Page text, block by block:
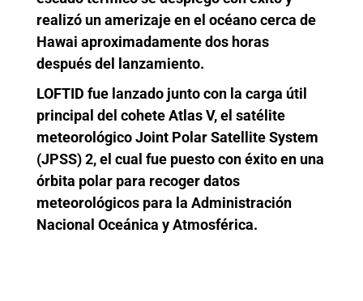
realizó un amerizaje en el océano cerca de
Hawai aproximadamente dos horas
después del lanzamiento.
LOFTID fue lanzado junto con la carga útil
principal del cohete Atlas V, el satélite
meteorológico Joint Polar Satellite System
(JPSS) 2, el cual fue puesto con éxito en una
órbita polar para recoger datos
meteorológicos para la Administración
Nacional Oceánica y Atmosférica.